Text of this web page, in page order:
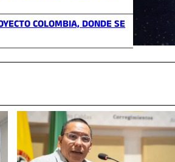
COLOMBIA, DONDE SE